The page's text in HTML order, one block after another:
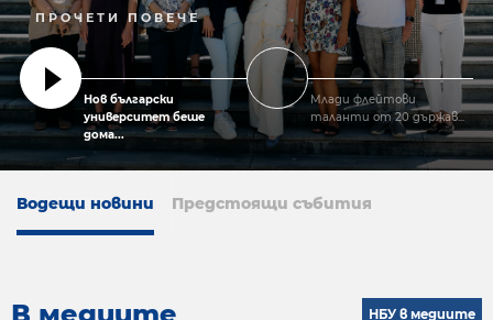
ПРОЧЕТИ ПОВЕЧЕ
Нов български
университет беше
дома...
Млади флейтови
таланти от 20 държав...
Водещи новини Предстоящи събития
НБУ в медиите